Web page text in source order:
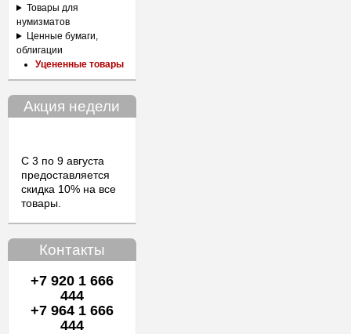
Товары для
нумизматов
Ценные бумаги,
облигации
Уцененные товары
Акция недели
С 3 по 9 августа
предоставляется
скидка 10% на все
товары.
Контакты
+7 920 1 666
444
+7 964 1 666
444